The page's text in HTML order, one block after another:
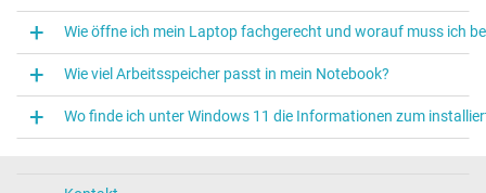
Wie öffne ich mein Laptop fachgerecht und worauf muss ich
Wie viel Arbeitsspeicher passt in mein Notebook?
Wo finde ich unter Windows 11 die Informationen zum